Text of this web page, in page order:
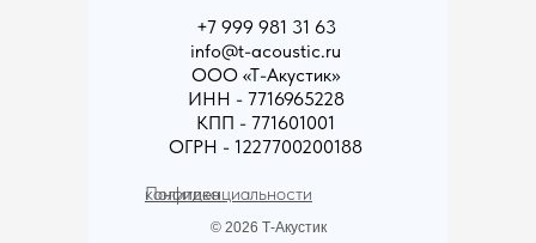
Политика конфиденциальности
© 2026 Т-Акустик
+7 999 981 31 63
info@t-acoustic.ru
ООО «Т-Акустик»
ИНН - 7716965228
КПП - 771601001
ОГРН - 1227700200188